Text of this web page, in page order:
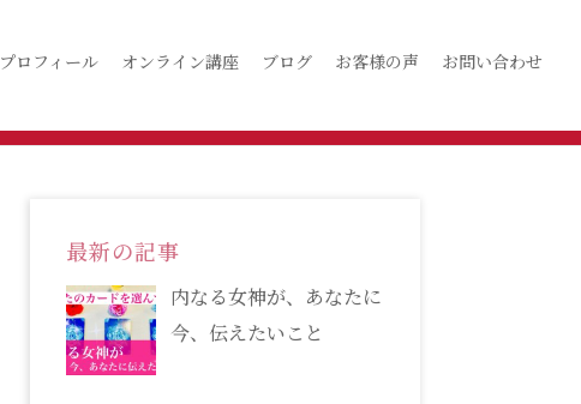
プロフィール オンライン講座 ブログ お客様の声 お問い合わせ
最新の記事
内なる女神が、あなたに
今、伝えたいこと